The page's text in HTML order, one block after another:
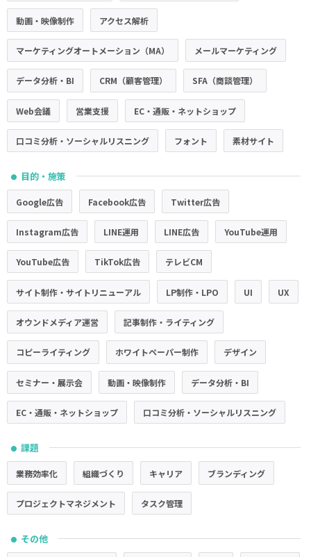
動画・映像制作 アクセス解析
マーケティングオートメーション（MA） メールマーケティング
データ分析・BI CRM（顧客管理） SFA（商談管理）
Web会議 営業支援 EC・通販・ネットショップ
口コミ分析・ソーシャルリスニング フォント 素材サイト
● 目的・施策
Google広告 Facebook広告 Twitter広告
Instagram広告 LINE運用 LINE広告 YouTube運用
YouTube広告 TikTok広告 テレビCM
サイト制作・サイトリニューアル LP制作・LPO UI UX
オウンドメディア運営 記事制作・ライティング
コピーライティング ホワイトペーパー制作 デザイン
セミナー・展示会 動画・映像制作 データ分析・BI
EC・通販・ネットショップ 口コミ分析・ソーシャルリスニング
● 課題
業務効率化 組織づくり キャリア ブランディング
プロジェクトマネジメント タスク管理
● その他